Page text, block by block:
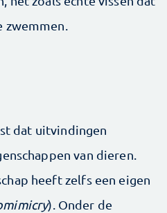
zwemmen.
dat uitvindingen
van dieren.
heeft zelfs een eigen
). Onder de